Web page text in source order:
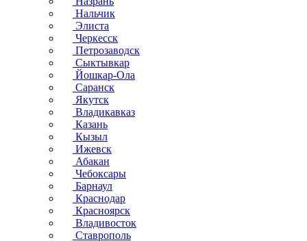
Нальчик
Элиста
Черкесск
Петрозаводск
Сыктывкар
Йошкар-Ола
Саранск
Якутск
Владикавказ
Казань
Кызыл
Ижевск
Абакан
Чебоксары
Барнаул
Краснодар
Красноярск
Владивосток
Ставрополь